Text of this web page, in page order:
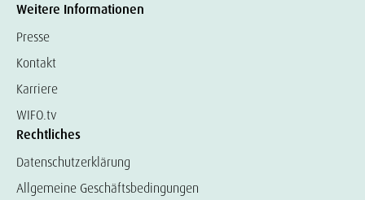
Weitere Informationen
Presse
Kontakt
Karriere
WIFO.tv
Rechtliches
Datenschutzerklärung
Allgemeine Geschäftsbedingungen